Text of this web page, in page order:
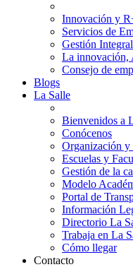
Innovación y
Servicios de
Gestión
La innovación,
Consejo de
Blogs
La Salle
Bienvenidos a
Conócenos
Organización y
Escuelas y
Gestión de la
Modelo
Portal de
Información
Directorio La
Trabaja en La
Cómo llegar
Contacto